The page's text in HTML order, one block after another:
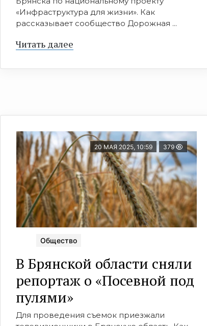
«Инфраструктура для жизни». Как
рассказывает сообщество Дорожная ...
Читать далее
20 МАЯ 2025, 10:59 379
Общество
В Брянской области сняли
репортаж о «Посевной под
пулями»
Для проведения съемок приезжали